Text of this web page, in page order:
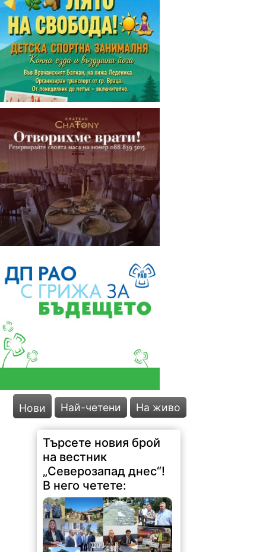
Нови Най-четени На живо
Търсете новия брой
на вестник
„Северозапад днес“!
В него четете: